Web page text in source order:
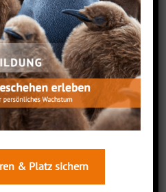
& Platz sichern